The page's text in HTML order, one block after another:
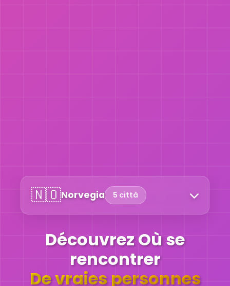
🇳🇴Norvegia 5 città
Découvrez Où se
rencontrer
De vraies personnes